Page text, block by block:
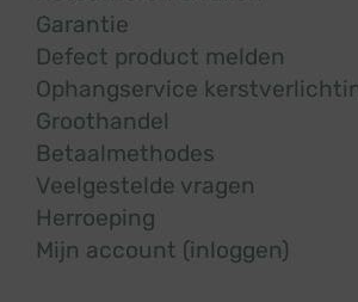
Garantie
Defect product melden
Ophangservice
Groothandel
Betaalmethodes
Veelgestelde vragen
Herroeping
Mijn account (inloggen)